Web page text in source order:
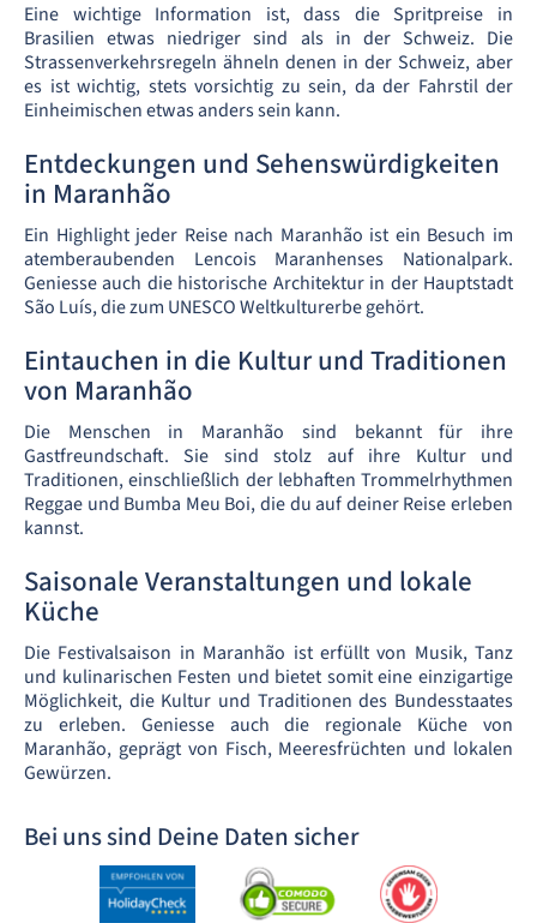
Eine wichtige Information ist, dass die Spritpreise in
Brasilien etwas niedriger sind als in der Schweiz. Die
Strassenverkehrsregeln ähneln denen in der Schweiz, aber
es ist wichtig, stets vorsichtig zu sein, da der Fahrstil der
Einheimischen etwas anders sein kann.
Entdeckungen und Sehenswürdigkeiten
in Maranhão
Ein Highlight jeder Reise nach Maranhão ist ein Besuch im
atemberaubenden Lencois Maranhenses Nationalpark.
Geniesse auch die historische Architektur in der Hauptstadt
São Luís, die zum UNESCO Weltkulturerbe gehört.
Eintauchen in die Kultur und Traditionen
von Maranhão
Die Menschen in Maranhão sind bekannt für ihre
Gastfreundschaft. Sie sind stolz auf ihre Kultur und
Traditionen, einschließlich der lebhaften Trommelrhythmen
Reggae und Bumba Meu Boi, die du auf deiner Reise erleben
kannst.
Saisonale Veranstaltungen und lokale
Küche
Die Festivalsaison in Maranhão ist erfüllt von Musik, Tanz
und kulinarischen Festen und bietet somit eine einzigartige
Möglichkeit, die Kultur und Traditionen des Bundesstaates
zu erleben. Geniesse auch die regionale Küche von
Maranhão, geprägt von Fisch, Meeresfrüchten und lokalen
Gewürzen.
Bei uns sind Deine Daten sicher